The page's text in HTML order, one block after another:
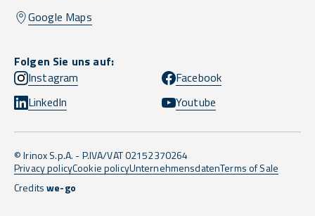
Google Maps
Folgen Sie uns auf:
Instagram
Facebook
LinkedIn
Youtube
© Irinox S.p.A. - P.IVA/VAT 02152370264
Privacy policyCookie policyUnternehmensdatenTerms of Sale
Creditswe-go